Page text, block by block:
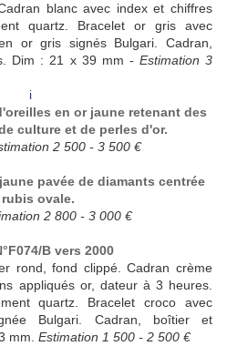
blanc avec index et chiffres
quartz. Bracelet or gris avec
or gris signés Bulgari. Cadran,
Dim : 21 x 39 mm - Estimation 3
en or jaune retenant des
culture et de perles d'or.
2 500 - 3 500 €
pavée de diamants centrée
ovale.
2 800 - 3 000 €
B vers 2000
rond, fond clippé. Cadran crème
appliqués or, dateur à 3 heures.
quartz. Bracelet croco avec
Bulgari. Cadran, boîtier et
mm. Estimation 1 500 - 2 500 €